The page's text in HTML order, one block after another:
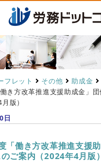
フレット その他
助成金
き方改革推進支援助成金」
版）
日
「働き方改革推進支援
ご案内（2024年4月版）